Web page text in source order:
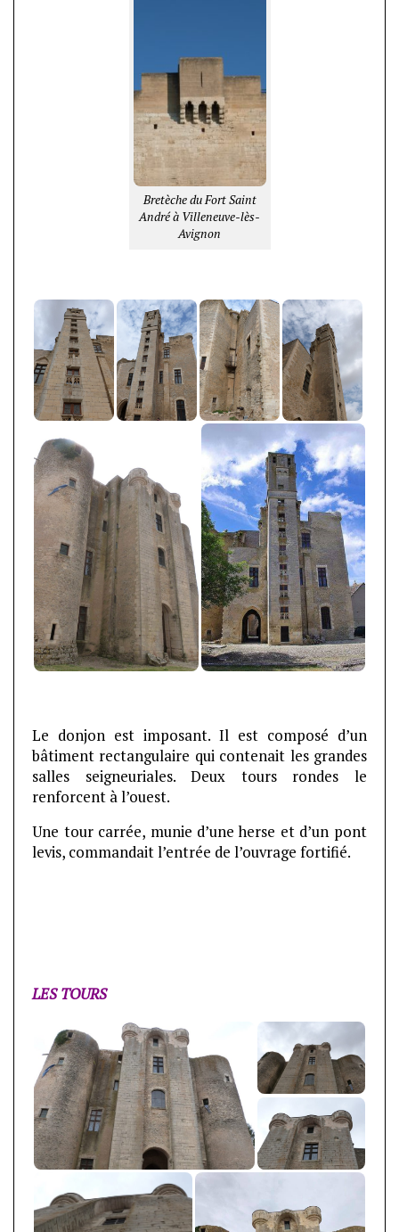
Bretèche du Fort Saint
André à Villeneuve-lès-
Avignon
Le donjon est imposant. Il est composé d’un
bâtiment rectangulaire qui contenait les grandes
salles seigneuriales. Deux tours rondes le
renforcent à l’ouest.
Une tour carrée, munie d’une herse et d’un pont
levis, commandait l’entrée de l’ouvrage fortifié.
LES TOURS